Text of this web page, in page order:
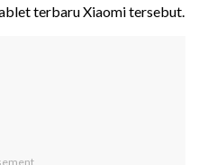
terbaru Xiaomi tersebut.